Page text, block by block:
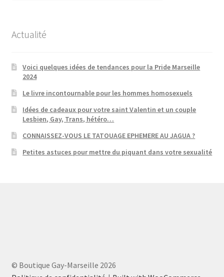
Actualité
Voici quelques idées de tendances pour la Pride Marseille
2024
Le livre incontournable pour les hommes homosexuels
Idées de cadeaux pour votre saint Valentin et un couple
Lesbien, Gay, Trans, hétéro…
CONNAISSEZ-VOUS LE TATOUAGE EPHEMERE AU JAGUA ?
Petites astuces pour mettre du piquant dans votre sexualité
© Boutique Gay-Marseille 2026